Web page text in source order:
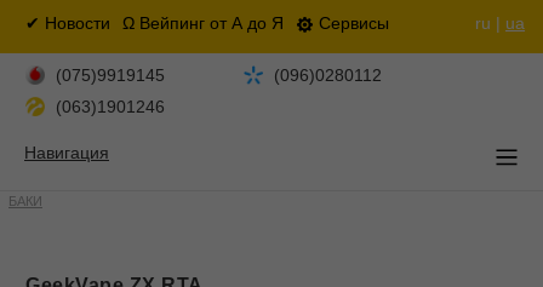
✔ Новости Ω Вейпинг от А до Я Сервисы ru | ua
(075)9919145
(096)0280112
(063)1901246
Навигация
БАКИ